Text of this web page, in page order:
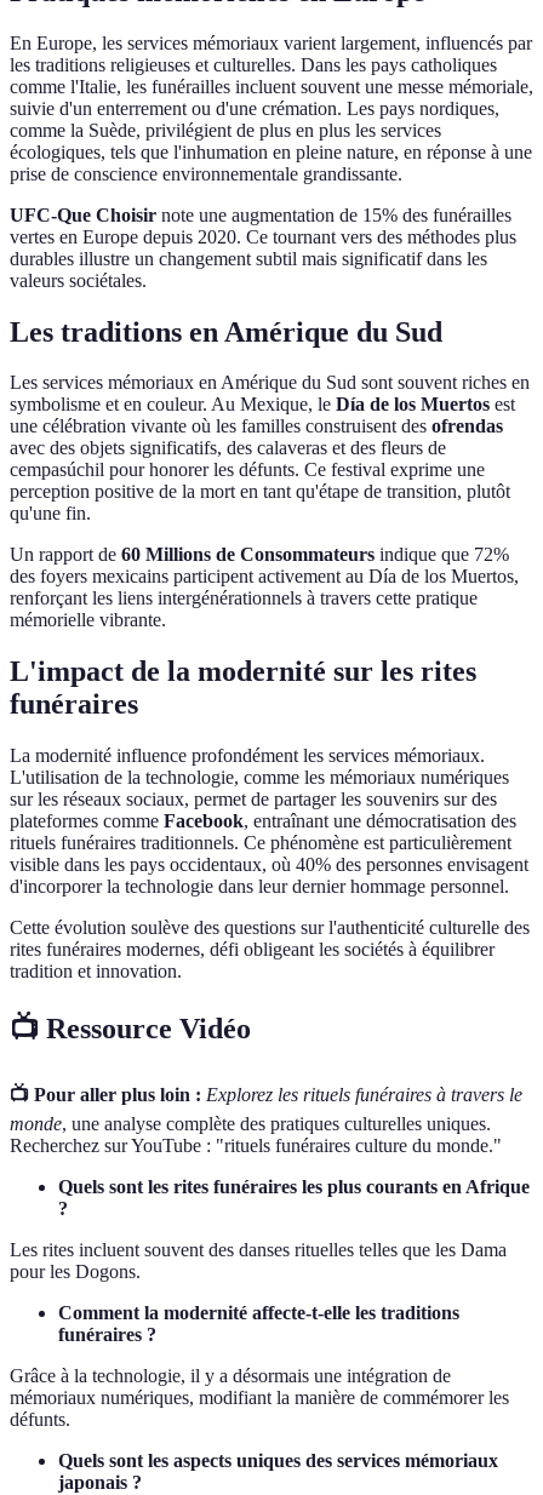
En Europe, les services mémoriaux varient largement, influencés par
les traditions religieuses et culturelles. Dans les pays catholiques
comme l'Italie, les funérailles incluent souvent une messe mémoriale,
suivie d'un enterrement ou d'une crémation. Les pays nordiques,
comme la Suède, privilégient de plus en plus les services
écologiques, tels que l'inhumation en pleine nature, en réponse à une
prise de conscience environnementale grandissante.
UFC-Que Choisir note une augmentation de 15% des funérailles
vertes en Europe depuis 2020. Ce tournant vers des méthodes plus
durables illustre un changement subtil mais significatif dans les
valeurs sociétales.
Les traditions en Amérique du Sud
Les services mémoriaux en Amérique du Sud sont souvent riches en
symbolisme et en couleur. Au Mexique, le Día de los Muertos est
une célébration vivante où les familles construisent des ofrendas
avec des objets significatifs, des calaveras et des fleurs de
cempasúchil pour honorer les défunts. Ce festival exprime une
perception positive de la mort en tant qu'étape de transition, plutôt
qu'une fin.
Un rapport de 60 Millions de Consommateurs indique que 72%
des foyers mexicains participent activement au Día de los Muertos,
renforçant les liens intergénérationnels à travers cette pratique
mémorielle vibrante.
L'impact de la modernité sur les rites
funéraires
La modernité influence profondément les services mémoriaux.
L'utilisation de la technologie, comme les mémoriaux numériques
sur les réseaux sociaux, permet de partager les souvenirs sur des
plateformes comme Facebook, entraînant une démocratisation des
rituels funéraires traditionnels. Ce phénomène est particulièrement
visible dans les pays occidentaux, où 40% des personnes envisagent
d'incorporer la technologie dans leur dernier hommage personnel.
Cette évolution soulève des questions sur l'authenticité culturelle des
rites funéraires modernes, défi obligeant les sociétés à équilibrer
tradition et innovation.
📺 Ressource Vidéo
📺 Pour aller plus loin : Explorez les rituels funéraires à travers le
monde, une analyse complète des pratiques culturelles uniques.
Recherchez sur YouTube : "rituels funéraires culture du monde."
Quels sont les rites funéraires les plus courants en Afrique
?
Les rites incluent souvent des danses rituelles telles que les Dama
pour les Dogons.
Comment la modernité affecte-t-elle les traditions
funéraires ?
Grâce à la technologie, il y a désormais une intégration de
mémoriaux numériques, modifiant la manière de commémorer les
défunts.
Quels sont les aspects uniques des services mémoriaux
japonais ?